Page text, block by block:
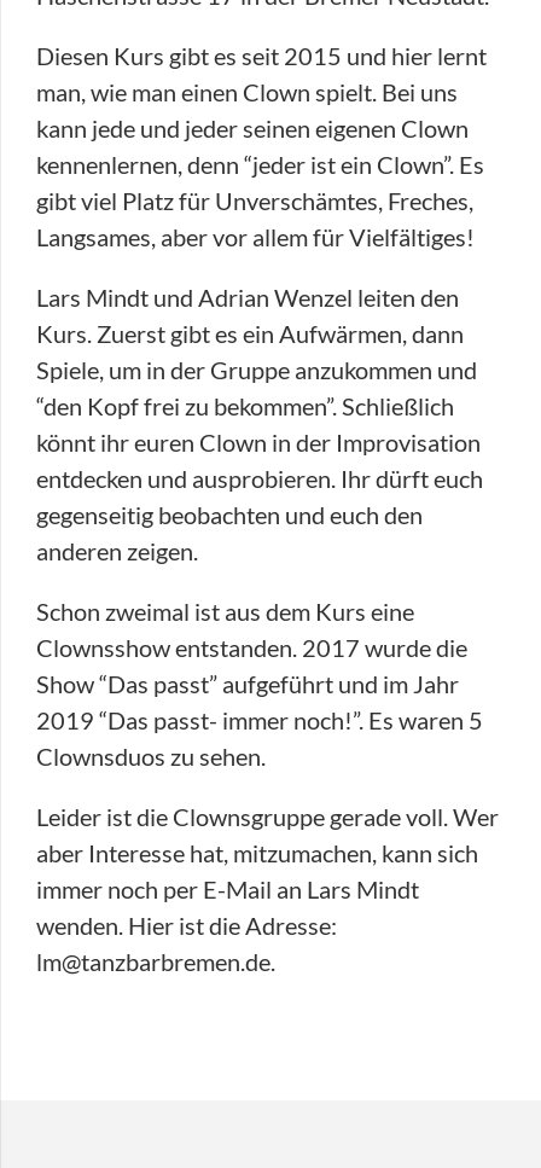
Diesen Kurs gibt es seit 2015 und hier lernt
man, wie man einen Clown spielt. Bei uns
kann jede und jeder seinen eigenen Clown
kennenlernen, denn “jeder ist ein Clown”. Es
gibt viel Platz für Unverschämtes, Freches,
Langsames, aber vor allem für Vielfältiges!
Lars Mindt und Adrian Wenzel leiten den
Kurs. Zuerst gibt es ein Aufwärmen, dann
Spiele, um in der Gruppe anzukommen und
“den Kopf frei zu bekommen”. Schließlich
könnt ihr euren Clown in der Improvisation
entdecken und ausprobieren. Ihr dürft euch
gegenseitig beobachten und euch den
anderen zeigen.
Schon zweimal ist aus dem Kurs eine
Clownsshow entstanden. 2017 wurde die
Show “Das passt” aufgeführt und im Jahr
2019 “Das passt- immer noch!”. Es waren 5
Clownsduos zu sehen.
Leider ist die Clownsgruppe gerade voll. Wer
aber Interesse hat, mitzumachen, kann sich
immer noch per E-Mail an Lars Mindt
wenden. Hier ist die Adresse:
lm@tanzbarbremen.de.